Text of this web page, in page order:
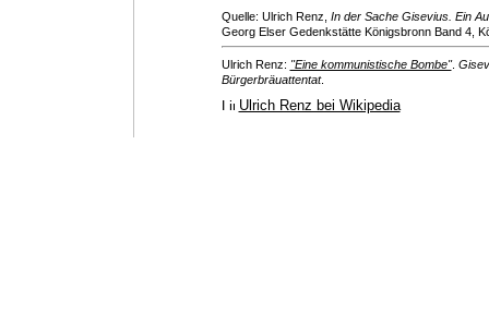
Quelle: Ulrich Renz, In der Sache Gisevius. Ein
Georg Elser Gedenkstätte Königsbronn Band 4,
Ulrich Renz: "Eine kommunistische Bombe".
Bürgerbräuattentat.
Ulrich Renz bei Wikipedia